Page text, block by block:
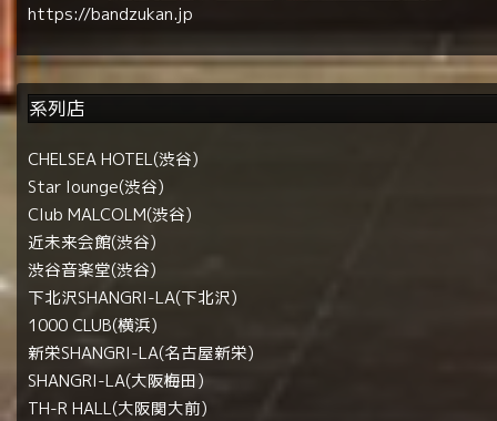
https://bandzukan.jp
系列店
CHELSEA HOTEL(渋谷)
Star lounge(渋谷)
Club MALCOLM(渋谷)
近未来会館(渋谷)
渋谷音楽堂(渋谷)
下北沢SHANGRI-LA(下北沢)
1000 CLUB(横浜)
新栄SHANGRI-LA(名古屋新栄)
SHANGRI-LA(大阪梅田)
TH-R HALL(大阪関大前)